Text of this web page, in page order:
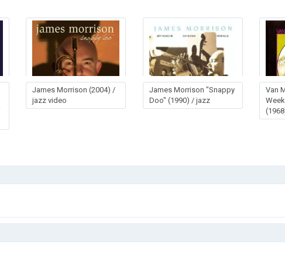
James Morrison (2004) /
jazz video
James Morrison "Snappy
Doo" (1990) / jazz
Van